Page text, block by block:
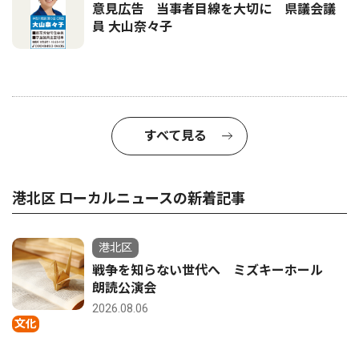
意見広告 当事者目線を大切に 県議会議
員 大山奈々子
すべて見る
港北区 ローカルニュースの新着記事
文化
港北区
戦争を知らない世代へ ミズキーホール
朗読公演会
2026.08.06